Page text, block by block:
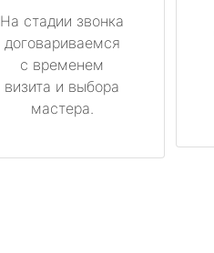
На стадии звонка
договариваемся
с временем
визита и выбора
мастера.